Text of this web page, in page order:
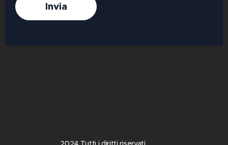
Invia